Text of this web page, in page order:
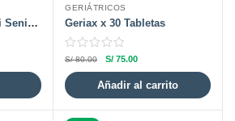
Cani-Tabs Daily Multi Senior x 60 Tabletas
GERIÁTRICOS
Geriax x 30 Tabletas
S/80.00 S/ 75.00
Añadir al carrito